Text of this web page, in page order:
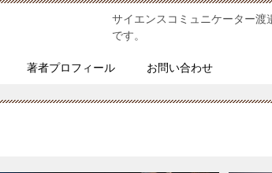
サイエンスコミュニケーター渡
です。
著者プロフィール お問い合わせ